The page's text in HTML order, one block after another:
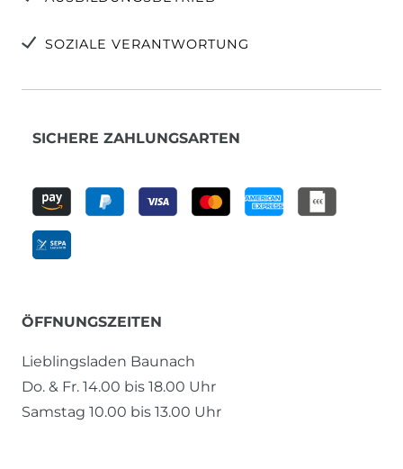
SOZIALE VERANTWORTUNG
SICHERE ZAHLUNGSARTEN
ÖFFNUNGSZEITEN
Lieblingsladen Baunach
Do. & Fr. 14.00 bis 18.00 Uhr
Samstag 10.00 bis 13.00 Uhr